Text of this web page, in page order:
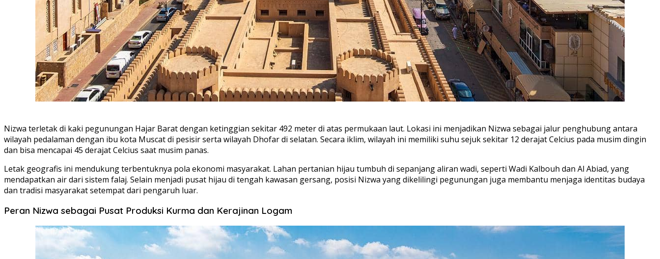
Nizwa terletak di kaki pegunungan Hajar Barat dengan ketinggian sekitar 492 meter di atas permukaan laut. Lokasi ini menjadikan Nizwa sebagai jalur penghubung antara
wilayah pedalaman dengan ibu kota Muscat di pesisir serta wilayah Dhofar di selatan. Secara iklim, wilayah ini memiliki suhu sejuk sekitar 12 derajat Celcius pada musim dingin
dan bisa mencapai 45 derajat Celcius saat musim panas.
Letak geografis ini mendukung terbentuknya pola ekonomi masyarakat. Lahan pertanian hijau tumbuh di sepanjang aliran wadi, seperti Wadi Kalbouh dan Al Abiad, yang
mendapatkan air dari sistem falaj. Selain menjadi pusat hijau di tengah kawasan gersang, posisi Nizwa yang dikelilingi pegunungan juga membantu menjaga identitas budaya
dan tradisi masyarakat setempat dari pengaruh luar.
Peran Nizwa sebagai Pusat Produksi Kurma dan Kerajinan Logam